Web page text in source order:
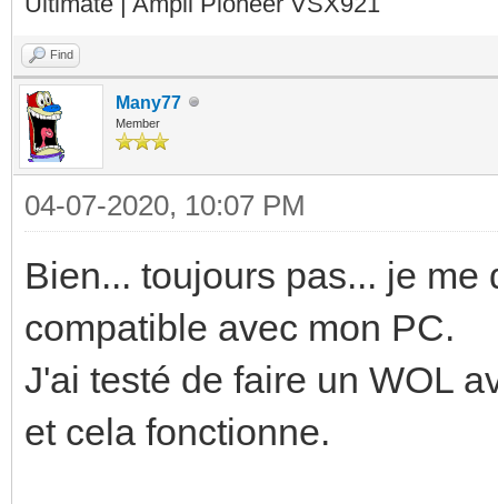
Find
Many77
Member
04-07-2020, 10:07 PM
Bien... toujours pas... je
compatible avec mon PC.
J'ai testé de faire un WOL
et cela fonctionne.